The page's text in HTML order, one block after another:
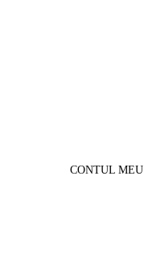
CONTUL MEU